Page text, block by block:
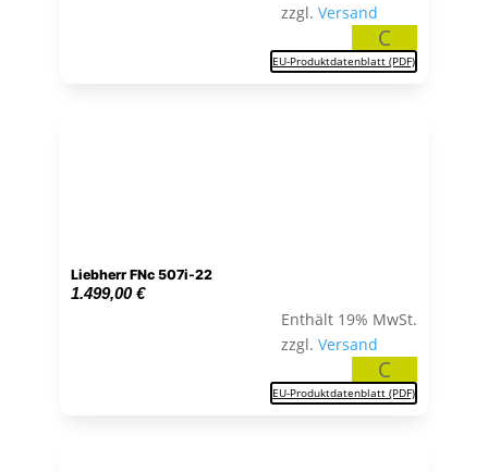
zzgl.Versand
C
EU-Produktdatenblatt (PDF)
Liebherr FNc 507i-22
1.499,00€
Enthält 19% MwSt.
zzgl.Versand
C
EU-Produktdatenblatt (PDF)